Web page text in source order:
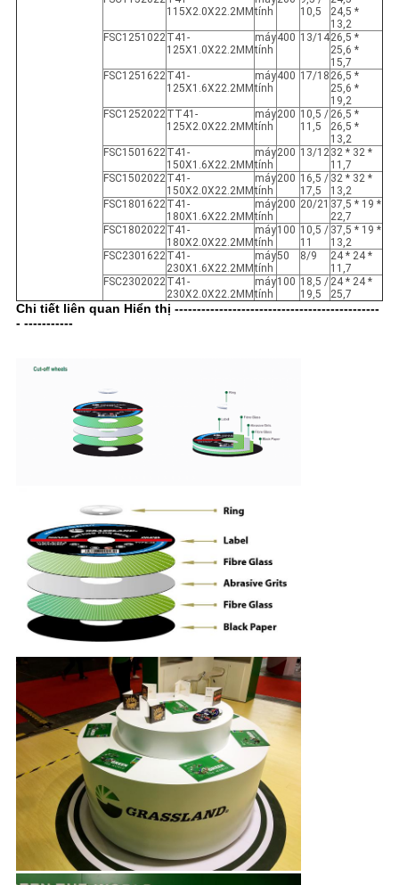
115X2.0X22.2MM tính
10,5
24,5 *
13,2
FSC1251022T41-
125X1.0X22.2MM
máy
tính
400 13/1426,5 *
25,6 *
15,7
FSC1251622T41-
125X1.6X22.2MM
máy
tính
400 17/18 26,5 *
25,6 *
19,2
FSC1252022TT41-
125X2.0X22.2MM
máy
tính
200 10,5 /
11,5
26,5 *
26,5 *
13,2
FSC1501622T41-
150X1.6X22.2MM
máy
tính
200 13/1232 * 32 *
11,7
FSC1502022T41-
150X2.0X22.2MM
máy
tính
200 16,5 /
17,5
32 * 32 *
13,2
FSC1801622T41-
180X1.6X22.2MM
máy
tính
200 20/21 37,5 * 19 *
22,7
FSC1802022T41-
180X2.0X22.2MM
máy
tính
100 10,5 /
11
37,5 * 19 *
13,2
FSC2301622T41-
230X1.6X22.2MM
máy
tính
50 8/9
24 * 24 *
11,7
FSC2302022T41-
230X2.0X22.2MM
máy
tính
100 18,5 /
19,5
24 * 24 *
25,7
Chi tiết liên quan Hiển thị ----------------------------------------------
- -----------